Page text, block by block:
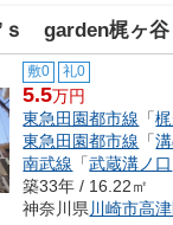
ｓ garden梶ヶ谷
敷0 礼0
5.5万円
東急田園都市線 「
東急田園都市線 「
南武線 「武蔵溝ノ口
築33年 / 16.22㎡
神奈川県 川崎市高